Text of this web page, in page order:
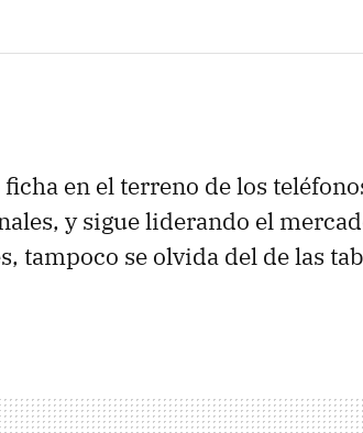
en el terreno de los
y sigue liderando el
tampoco se olvida del de las